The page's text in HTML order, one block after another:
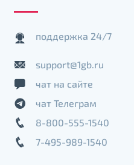
поддержка 24/7
support@1gb.ru
чат на сайте
чат Телеграм
8-800-555-1540
7-495-989-1540